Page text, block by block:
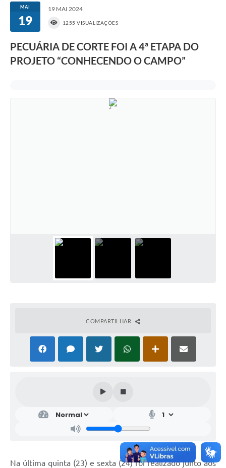
MAI
19
19 MAI 2024
1255 VISUALIZAÇÕES
PECUÁRIA DE CORTE FOI A 4ª ETAPA DO
PROJETO “CONHECENDO O CAMPO”
COMPARTILHAR
Na última quinta (23) e sexta (24) foi realizado junto aos